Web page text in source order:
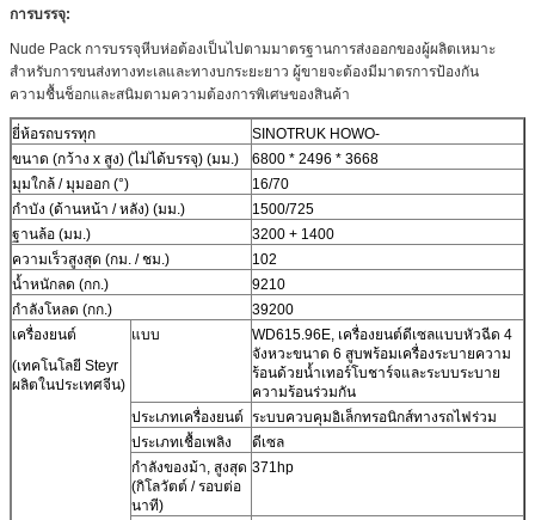
การบรรจุ:
Nude Pack การบรรจุหีบห่อต้องเป็นไปตามมาตรฐานการส่งออกของผู้ผลิตเหมาะ
สำหรับการขนส่งทางทะเลและทางบกระยะยาว ผู้ขายจะต้องมีมาตรการป้องกัน
ความชื้นช็อกและสนิมตามความต้องการพิเศษของสินค้า
ยี่ห้อรถบรรทุก
SINOTRUK HOWO-
ขนาด (กว้าง x สูง) (ไม่ได้บรรจุ) (มม.)
6800 * 2496 * 3668
มุมใกล้ / มุมออก (°)
16/70
กำบัง (ด้านหน้า / หลัง) (มม.)
1500/725
ฐานล้อ (มม.)
3200 + 1400
ความเร็วสูงสุด (กม. / ชม.)
102
น้ำหนักลด (กก.)
9210
กำลังโหลด (กก.)
39200
เครื่องยนต์
(เทคโนโลยี Steyr
ผลิตในประเทศจีน)
แบบ
WD615.96E, เครื่องยนต์ดีเซลแบบหัวฉีด 4
จังหวะขนาด 6 สูบพร้อมเครื่องระบายความ
ร้อนด้วยน้ำเทอร์โบชาร์จและระบบระบาย
ความร้อนร่วมกัน
ประเภทเครื่องยนต์ ระบบควบคุมอิเล็กทรอนิกส์ทางรถไฟร่วม
ประเภทเชื้อเพลิง
ดีเซล
กำลังของม้า, สูงสุด
(กิโลวัตต์ / รอบต่อ
นาที)
371hp